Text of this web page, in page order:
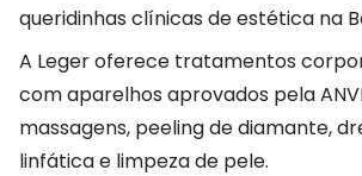
queridinhas clínicas de estética na
A Leger oferece tratamentos
com aparelhos aprovados pela
massagens, peeling de diamante,
linfática e limpeza de pele.